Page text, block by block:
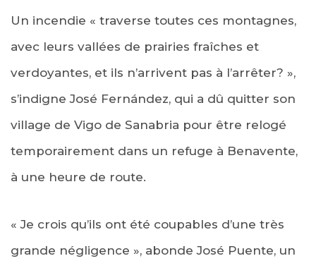
Un incendie « traverse toutes ces montagnes,
avec leurs vallées de prairies fraîches et
verdoyantes, et ils n’arrivent pas à l’arrêter? »,
s’indigne José Fernández, qui a dû quitter son
village de Vigo de Sanabria pour être relogé
temporairement dans un refuge à Benavente,
à une heure de route.
« Je crois qu’ils ont été coupables d’une très
grande négligence », abonde José Puente, un